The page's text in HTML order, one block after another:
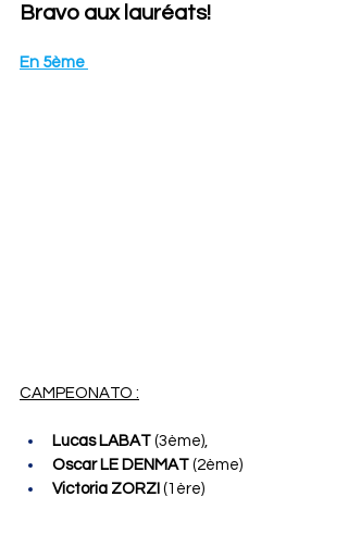
Bravo aux lauréats!
En 5ème
CAMPEONATO :
Lucas LABAT (3ème),
Oscar LE DENMAT (2ème)
Victoria ZORZI (1ère)